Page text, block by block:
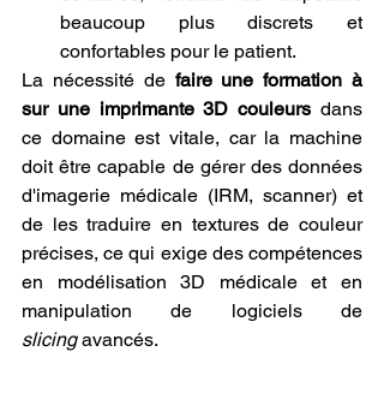
beaucoup plus discrets et
confortables pour le patient.
La nécessité de faire une formation à
sur une imprimante 3D couleurs dans
ce domaine est vitale, car la machine
doit être capable de gérer des données
d'imagerie médicale (IRM, scanner) et
de les traduire en textures de couleur
précises, ce qui exige des compétences
en modélisation 3D médicale et en
slicing avancés.